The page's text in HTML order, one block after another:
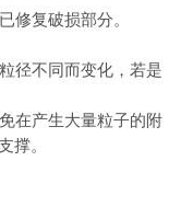
修复破损部分。
径不同而变化，若是
在产生大量粒子的附
撑。